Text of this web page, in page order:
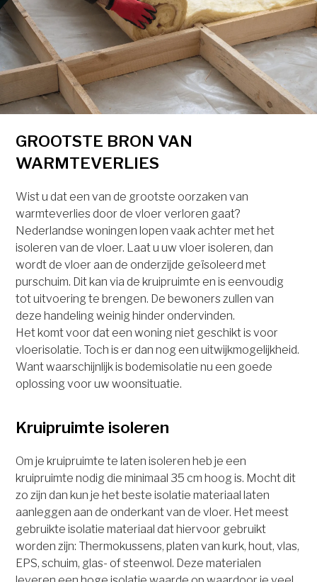
GROOTSTE BRON VAN
WARMTEVERLIES
Wist u dat een van de grootste oorzaken van
warmteverlies door de vloer verloren gaat?
Nederlandse woningen lopen vaak achter met het
isoleren van de vloer. Laat u uw vloer isoleren, dan
wordt de vloer aan de onderzijde geïsoleerd met
purschuim. Dit kan via de kruipruimte en is eenvoudig
tot uitvoering te brengen. De bewoners zullen van
deze handeling weinig hinder ondervinden.
Het komt voor dat een woning niet geschikt is voor
vloerisolatie. Toch is er dan nog een uitwijkmogelijkheid.
Want waarschijnlijk is bodemisolatie nu een goede
oplossing voor uw woonsituatie.
Kruipruimte isoleren
Om je kruipruimte te laten isoleren heb je een
kruipruimte nodig die minimaal 35 cm hoog is. Mocht dit
zo zijn dan kun je het beste isolatie materiaal laten
aanleggen aan de onderkant van de vloer. Het meest
gebruikte isolatie materiaal dat hiervoor gebruikt
worden zijn: Thermokussens, platen van kurk, hout, vlas,
EPS, schuim, glas- of steenwol. Deze materialen